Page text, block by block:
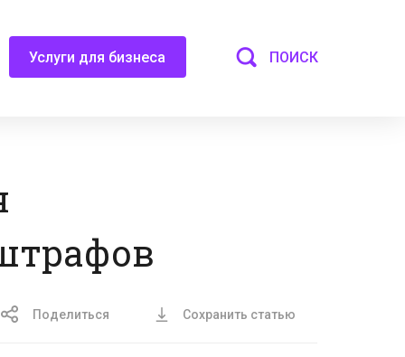
Услуги для бизнеса ПОИСК
Поделиться Сохранить статью